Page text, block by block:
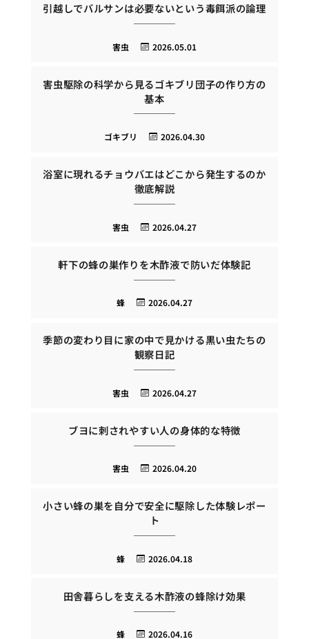
引越しでバルサンは必要ないという毒餌派の論理
2026.05.01
害虫
害虫駆除の科学から見るゴキブリ団子の作り方の
基本
2026.04.30
ゴキブリ
浴室に現れるチョウバエはどこから発生するのか
徹底解説
2026.04.27
害虫
軒下の蜂の巣作りを木酢液で防いだ体験記
2026.04.27
蜂
季節の変わり目に家の中で見かける黒い虫たちの
観察日記
2026.04.27
害虫
ブヨに刺されやすい人の身体的な特徴
2026.04.20
害虫
小さい蜂の巣を自分で安全に駆除した体験レポー
ト
2026.04.18
蜂
田舎暮らしを支える木酢液の蜂除け効果
2026.04.16
蜂